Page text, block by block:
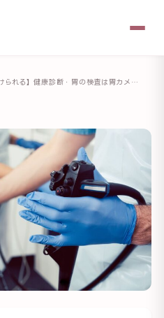
【鎮静剤使用で、辛い胃カメラも楽に受けられる】健康診断・胃の検査は胃カメラ一択